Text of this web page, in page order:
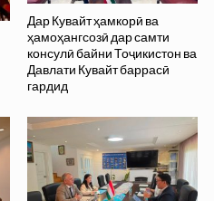
Дар Кувайт ҳамкорӣ ва
ҳамоҳангсозӣ дар самти
консулӣ байни Тоҷикистон ва
Давлати Кувайт баррасӣ
гардид